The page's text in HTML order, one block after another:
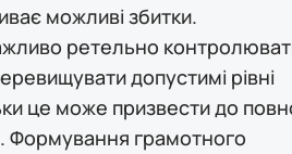
можливі збитки.
ретельно
допустимі рівні
це може призвести до
Формування грамотного